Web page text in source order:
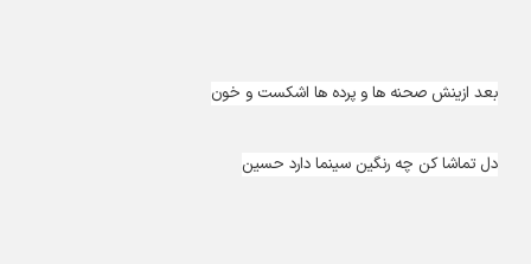
بعد ازینش صحنه ها و پرده ها اشکست و خون
دل تماشا کن چه رنگین سینما دارد حسین